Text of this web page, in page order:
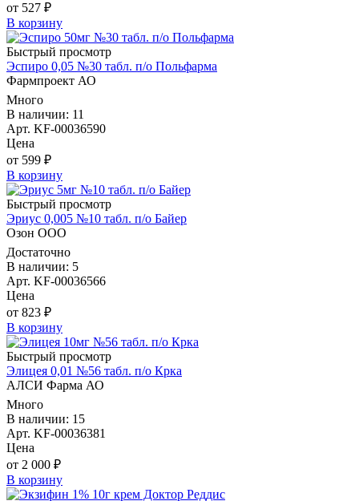
от 527 ₽
В корзину
Быстрый просмотр
Эспиро 0,05 №30 табл. п/о Польфарма
Фармпроект АО
Много
В наличии: 11
Арт. KF-00036590
Цена
от 599 ₽
В корзину
Быстрый просмотр
Эриус 0,005 №10 табл. п/о Байер
Озон ООО
Достаточно
В наличии: 5
Арт. KF-00036566
Цена
от 823 ₽
В корзину
Быстрый просмотр
Элицея 0,01 №56 табл. п/о Крка
АЛСИ Фарма АО
Много
В наличии: 15
Арт. KF-00036381
Цена
от 2 000 ₽
В корзину